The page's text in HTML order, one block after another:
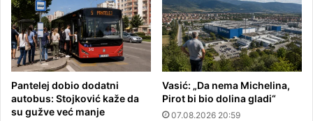
Pantelej dobio dodatni
autobus: Stojković kaže da
su gužve već manje
Vasić: „Da nema Michelina,
Pirot bi bio dolina gladi“
07.08.2026 20:59